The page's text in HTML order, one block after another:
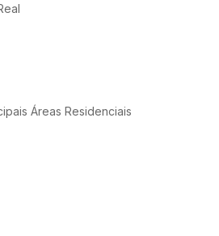
Áreas Residenciais